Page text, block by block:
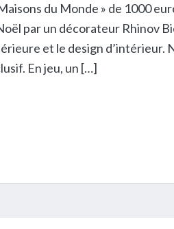
du Monde » de 1000
par un décorateur Rhinov
et le design d’intérieur.
En jeu, un […]